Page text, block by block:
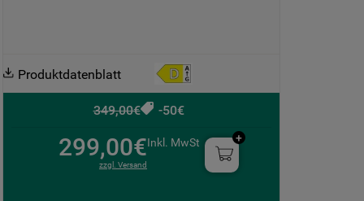
Produktdatenblatt
349,00€ -50€
299,00€Inkl. MwSt
zzgl. Versand